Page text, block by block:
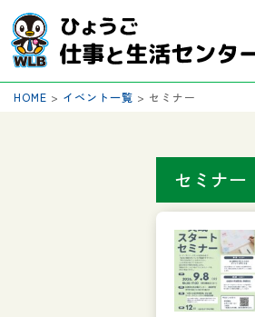
HOME > イベント一覧 > セミナー
セミナー